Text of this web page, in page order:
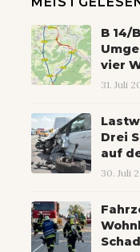
B 14/
vier
31. Juli
Drei
auf
30. Juli